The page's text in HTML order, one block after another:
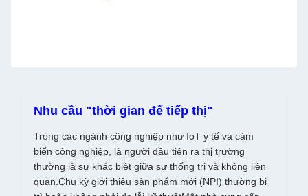
Nhu cầu "thời gian để tiếp thị"
Trong các ngành công nghiệp như IoT y tế và cảm
biến công nghiệp, là người đầu tiên ra thị trường
thường là sự khác biệt giữa sự thống trị và không liên
quan.Chu kỳ giới thiệu sản phẩm mới (NPI) thường bị